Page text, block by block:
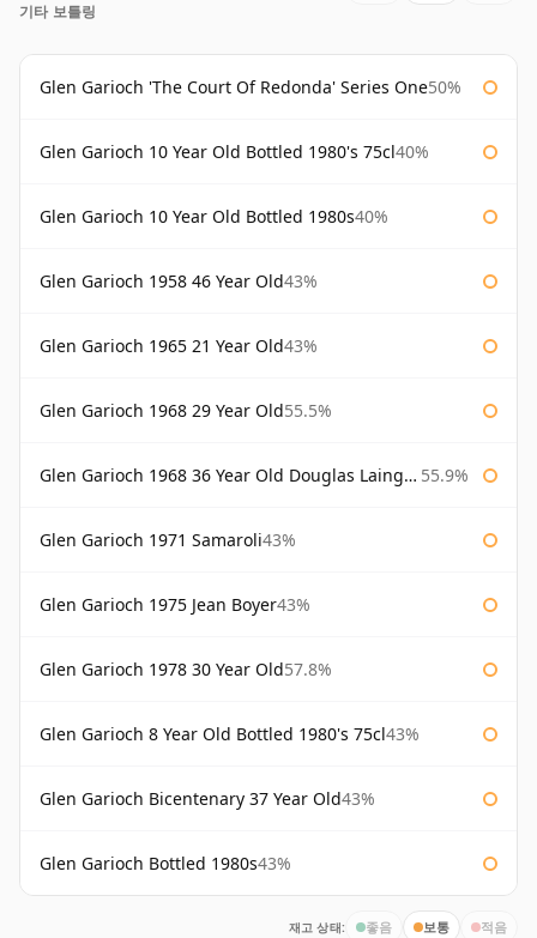
기타 보틀링
Glen Garioch 'The Court Of Redonda' Series One50%
Glen Garioch 10 Year Old Bottled 1980's 75cl40%
Glen Garioch 10 Year Old Bottled 1980s40%
Glen Garioch 1958 46 Year Old43%
Glen Garioch 1965 21 Year Old43%
Glen Garioch 1968 29 Year Old55.5%
Glen Garioch 1968 36 Year Old Douglas Laing Platinum Selection 55.9%
Glen Garioch 1971 Samaroli43%
Glen Garioch 1975 Jean Boyer43%
Glen Garioch 1978 30 Year Old57.8%
Glen Garioch 8 Year Old Bottled 1980's 75cl43%
Glen Garioch Bicentenary 37 Year Old43%
Glen Garioch Bottled 1980s43%
재고 상태: 좋음 보통 적음